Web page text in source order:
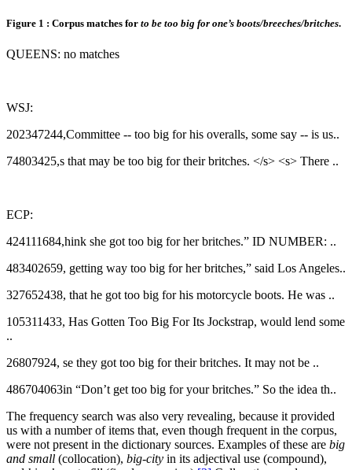
Figure 1 : Corpus matches for to be too big for one’s boots/breeches/britches.
QUEENS: no matches
WSJ:
202347244,Committee ‑‑ too big for his overalls, some say ‑‑ is us..
74803425,s that may be too big for their britches. </s> <s> There ..
ECP:
424111684,hink she got too big for her britches.” ID NUMBER: ..
483402659, getting way too big for her britches,” said Los Angeles..
327652438, that he got too big for his motorcycle boots. He was ..
105311433, Has Gotten Too Big For Its Jockstrap, would lend some
..
26807924, se they got too big for their britches. It may not be ..
486704063in “Don’t get too big for your britches.” So the idea th..
The frequency search was also very revealing, because it provided
us with a number of items that, even though frequent in the corpus,
were not present in the dictionary sources. Examples of these are big
and small (collocation), big-city in its adjectival use (compound),